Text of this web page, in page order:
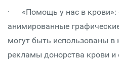
· «Помощь у нас в крови»:
анимированные
могут быть использованы в
рекламы донорства крови и